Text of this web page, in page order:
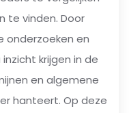
te vinden. Door
onderzoeken en
krijgen in de
en algemene
hanteert. Op deze